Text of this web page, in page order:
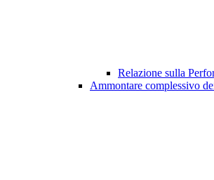
Relazione sulla
Ammontare complessivo